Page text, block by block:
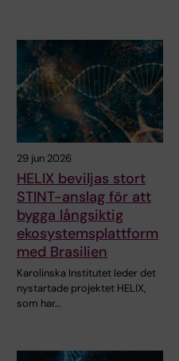
29 jun 2026
HELIX beviljas stort
STINT-anslag för att
bygga långsiktig
ekosystemsplattform
med Brasilien
Karolinska Institutet leder det
nystartade projektet HELIX,
som har…